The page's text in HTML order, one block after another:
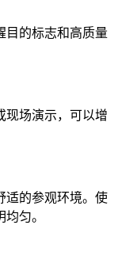
目的标志和高质量
现场演示，可以增
适的参观环境。使
匀。